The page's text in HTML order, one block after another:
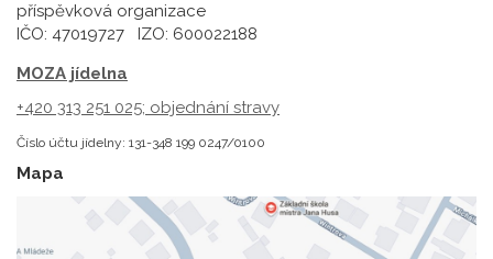
příspěvková organizace
IČO: 47019727 IZO: 600022188
MOZA jídelna
+420 313 251 025; objednání stravy
Číslo účtu jídelny: 131-348 199 0247/0100
Mapa